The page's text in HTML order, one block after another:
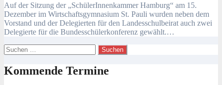
Auf der Sitzung der „SchülerInnenkammer Hamburg“ am 15.
Dezember im Wirtschaftsgymnasium St. Pauli wurden neben dem
Vorstand und der Delegierten für den Landesschulbeirat auch zwei
Delegierte für die Bundesschülerkonferenz gewählt.…
Suchen
nach:
Kommende Termine